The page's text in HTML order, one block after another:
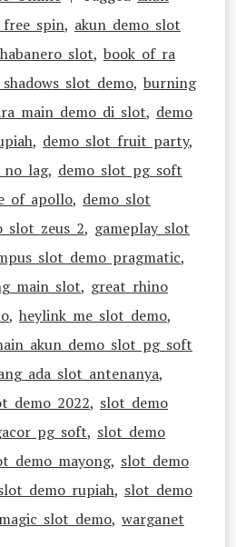
spin, akun demo slot
slot, book of ra
slot demo, burning
main demo di slot, demo
, demo slot fruit party,
no lag, demo slot pg soft
of apollo, demo slot
slot zeus 2, gameplay slot
slot demo pragmatic,
main slot, great rhino
, heylink me slot demo,
akun demo slot pg soft
ada slot antenanya,
demo 2022, slot demo
pg soft, slot demo
demo mayong, slot demo
demo rupiah, slot demo
slot demo, warganet